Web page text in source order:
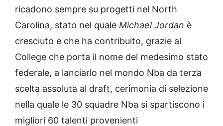
ricadono sempre su progetti nel North
Carolina, stato nel quale Michael Jordan è
cresciuto e che ha contribuito, grazie al
College che porta il nome del medesimo stato
federale, a lanciarlo nel mondo Nba da terza
scelta assoluta al draft, cerimonia di selezione
nella quale le 30 squadre Nba si spartiscono i
migliori 60 talenti provenienti